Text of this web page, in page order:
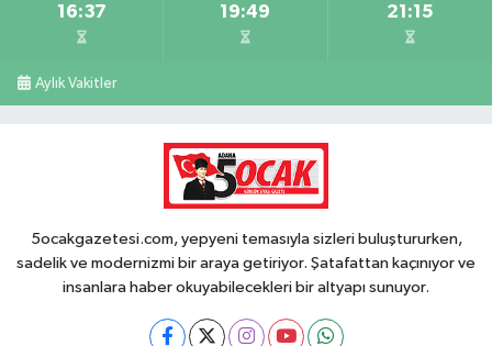
16:37 19:49 21:15
Aylık Vakitler
5ocakgazetesi.com, yepyeni temasıyla sizleri buluştururken,
sadelik ve modernizmi bir araya getiriyor. Şatafattan kaçınıyor ve
insanlara haber okuyabilecekleri bir altyapı sunuyor.